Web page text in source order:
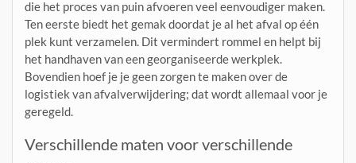
die het proces van puin afvoeren veel eenvoudiger maken.
Ten eerste biedt het gemak doordat je al het afval op één
plek kunt verzamelen. Dit vermindert rommel en helpt bij
het handhaven van een georganiseerde werkplek.
Bovendien hoef je je geen zorgen te maken over de
logistiek van afvalverwijdering; dat wordt allemaal voor je
geregeld.
Verschillende maten voor verschillende